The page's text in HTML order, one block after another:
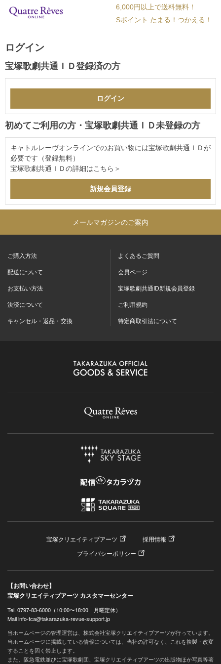
6,000円以上で送料無料！
Sポイント たまる！つかえる！
ログイン
宝塚歌劇共通ＩＤ登録済の方
初めてご利用の方・宝塚歌劇共通ＩＤ未登録の方
キャトルレーヴオンラインでのお買い物には宝塚歌劇共通ＩＤが
必要です（登録無料）
宝塚歌劇共通ＩＤの詳細はこちら＞
メールマガジンのご案内
ご購入方法
配送について
お支払い方法
決済について
キャンセル・返品・交換
よくあるご質問
会員ページ
宝塚歌劇共通ID新規会員登録
ご利用規約
特定商取引法について
宝塚クリエイティブアーツ
採用情報
プライバシーポリシー
【お問い合わせ】
宝塚クリエイティブアーツ カスタマーセンター
Tel. 0797-83-6000（10:00〜18:00 月曜定休）
Mail info-tca@takarazuka-revue-support.jp
当ホームページの管理運営は、株式会社宝塚クリエイティブアーツが行っています。
当ホームページに掲載している情報については、当社の許可なく、これを複製・改変
することを固く禁止します。
また、阪急電鉄並びに宝塚歌劇団、宝塚クリエイティブアーツの出版物ほか写真等著